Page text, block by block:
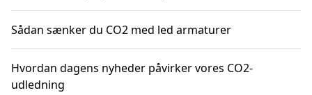
Sådan sænker du CO2 med led armaturer
Hvordan dagens nyheder påvirker vores CO2-
udledning